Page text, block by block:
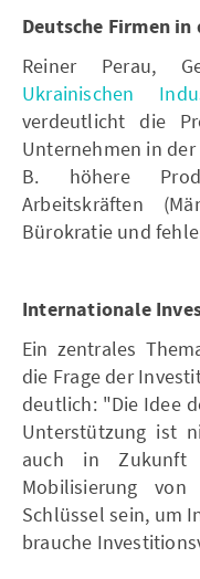
Deutsche Firmen
Reiner Perau,
Ukrainischen
verdeutlicht die
Unternehmen in
B. höhere
Arbeitskräften
Bürokratie und
Internationale
Ein zentrales
die Frage der
deutlich: "Die Idee
Unterstützung ist
auch in Zukunft
Mobilisierung
Schlüssel sein, um
brauche